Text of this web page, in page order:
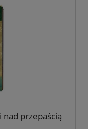
nad przepaścią